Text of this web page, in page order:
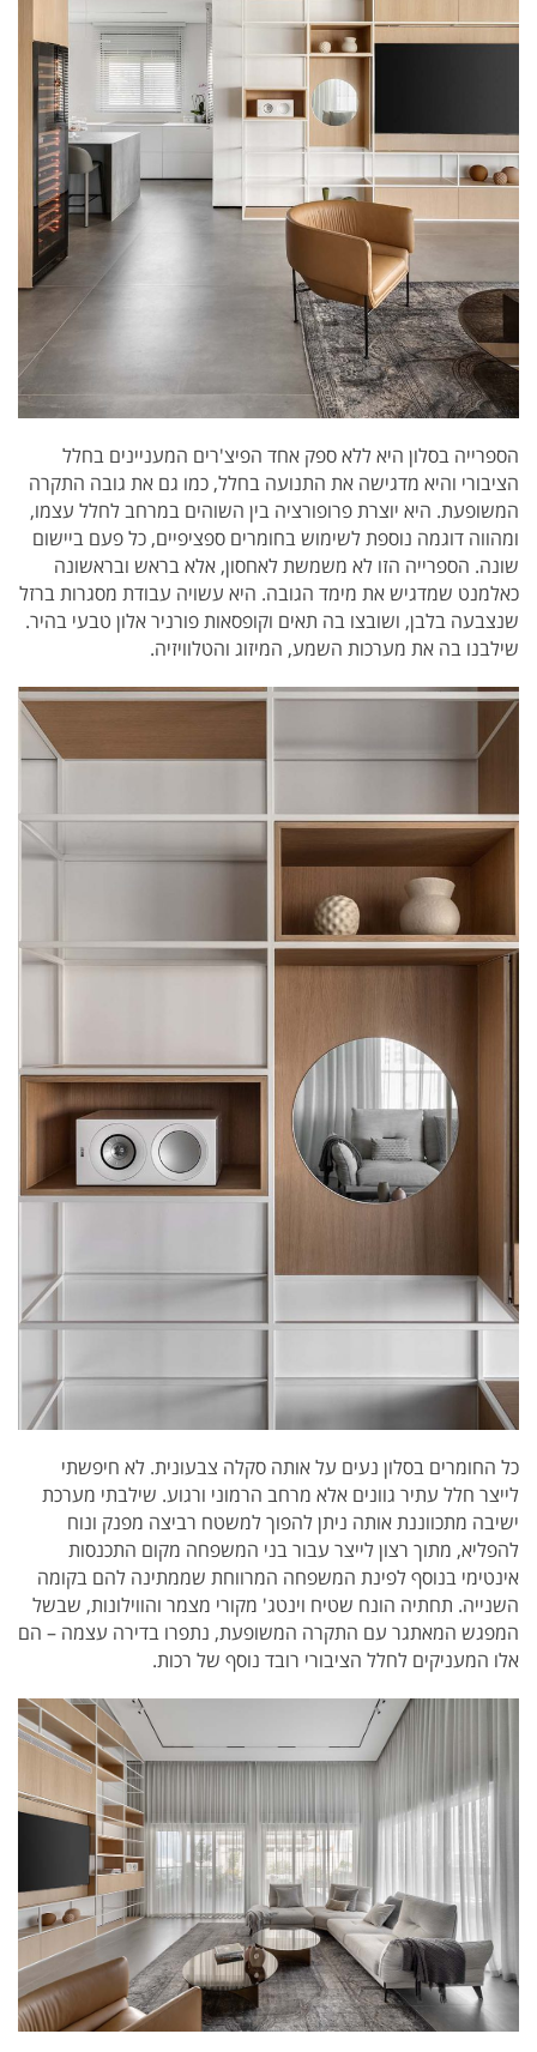
הספרייה בסלון היא ללא ספק אחד הפיצ'רים המעניינים בחלל
הציבורי והיא מדגישה את התנועה בחלל, כמו גם את גובה התקרה
המשופעת. היא יוצרת פרופורציה בין השוהים במרחב לחלל עצמו,
ומהווה דוגמה נוספת לשימוש בחומרים ספציפיים, כל פעם ביישום
שונה. הספרייה הזו לא משמשת לאחסון, אלא בראש ובראשונה
כאלמנט שמדגיש את מימד הגובה. היא עשויה עבודת מסגרות ברזל
שנצבעה בלבן, ושובצו בה תאים וקופסאות פורניר אלון טבעי בהיר.
שילבנו בה את מערכות השמע, המיזוג והטלוויזיה.
כל החומרים בסלון נעים על אותה סקלה צבעונית. לא חיפשתי
לייצר חלל עתיר גוונים אלא מרחב הרמוני ורגוע. שילבתי מערכת
ישיבה מתכווננת אותה ניתן להפוך למשטח רביצה מפנק ונוח
להפליא, מתוך רצון לייצר עבור בני המשפחה מקום התכנסות
אינטימי בנוסף לפינת המשפחה המרווחת שממתינה להם בקומה
השנייה. תחתיה הונח שטיח וינטג' מקורי מצמר והווילונות, שבשל
המפגש המאתגר עם התקרה המשופעת, נתפרו בדירה עצמה – הם
אלו המעניקים לחלל הציבורי רובד נוסף של רכות.